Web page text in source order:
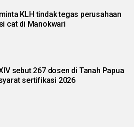
KLH tindak tegas perusahaan
cat di Manokwari
sebut 267 dosen di Tanah Papua
sertifikasi 2026